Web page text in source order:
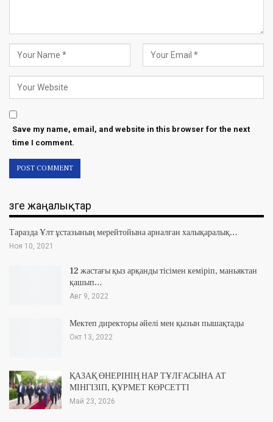
Save my name, email, and website in this browser for the next
time I comment.
Өзге жаңалықтар
Таразда Ұлт ұстазының мерейтойына арналған халықаралық…
Ноя 10, 2021
12 жастағы қыз арқанды тісімен кеміріп, маньяктан
қашып…
Авг 9, 2022
Мектеп директоры әйелі мен қызын пышақтады
Окт 13, 2022
ҚАЗАҚ ӨНЕРІНІҢ НАР ТҰЛҒАСЫНА АТ
МІНГІЗІП, ҚҰРМЕТ КӨРСЕТТІ
Май 23, 2026